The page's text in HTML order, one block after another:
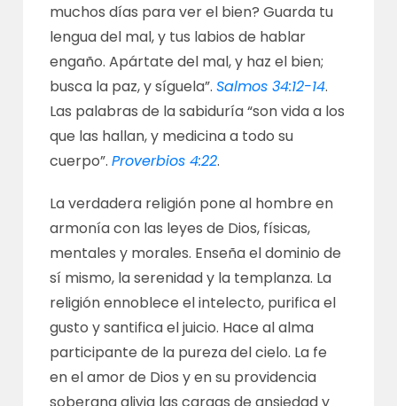
muchos días para ver el bien? Guarda tu
lengua del mal, y tus labios de hablar
engaño. Apártate del mal, y haz el bien;
busca la paz, y síguela”.Salmos 34:12-14.
Las palabras de la sabiduría “son vida a los
que las hallan, y medicina a todo su
cuerpo”.Proverbios 4:22.
La verdadera religión pone al hombre en
armonía con las leyes de Dios, físicas,
mentales y morales. Enseña el dominio de
sí mismo, la serenidad y la templanza. La
religión ennoblece el intelecto, purifica el
gusto y santifica el juicio. Hace al alma
participante de la pureza del cielo. La fe
en el amor de Dios y en su providencia